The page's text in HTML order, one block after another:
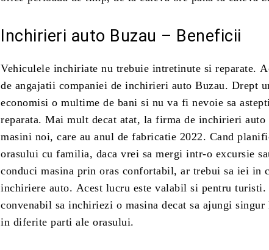
Inchirieri auto Buzau – Beneficii
Vehiculele inchiriate nu trebuie intretinute si reparate.
de angajatii companiei de inchirieri auto Buzau. Drept
economisi o multime de bani si nu va fi nevoie sa
reparata. Mai mult decat atat, la firma de inchirieri
masini noi, care au anul de fabricatie 2022. Cand
orasului cu familia, daca vrei sa mergi intr-o excursie
conduci masina prin oras confortabil, ar trebui sa iei in
inchiriere auto. Acest lucru este valabil si pentru
convenabil sa inchiriezi o masina decat sa ajungi
in diferite parti ale orasului.